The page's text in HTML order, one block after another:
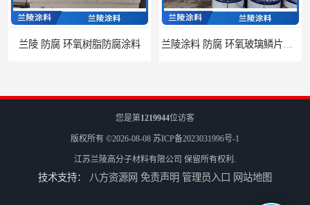
腐 环氧树脂防腐涂料 兰陵涂料 防腐 环氧玻璃鳞片涂料
您是第1219944位访客
版权所有 ©2026-08-08 苏ICP备2023031996号-1
江苏兰陵高分子材料有限公司 保留所有权利.
技术支持： 八方资源网 免责声明 管理员入口 网站地图